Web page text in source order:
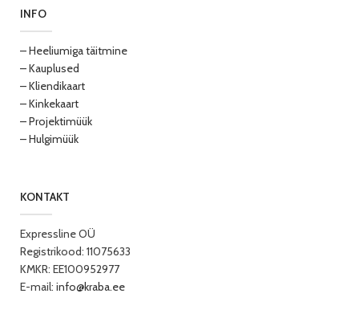
INFO
– Heeliumiga täitmine
– Kauplused
– Kliendikaart
– Kinkekaart
– Projektimüük
– Hulgimüük
KONTAKT
Expressline OÜ
Registrikood: 11075633
KMKR: EE100952977
E-mail: info@kraba.ee